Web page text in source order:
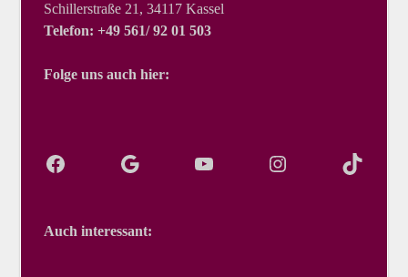
Schillerstraße 21, 34117 Kassel
Telefon: +49 561/ 92 01 503
Folge uns auch hier:
Auch interessant: